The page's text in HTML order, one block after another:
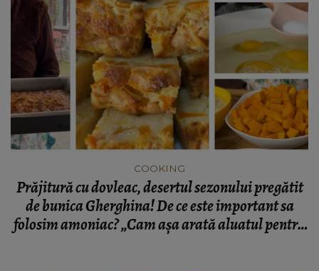
COOKING
Prăjitură cu dovleac, desertul sezonului pregătit
de bunica Gherghina! De ce este important sa
folosim amoniac? „Cam așa arată aluatul pentru